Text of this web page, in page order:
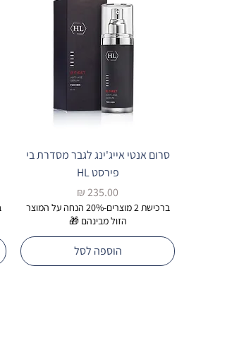
סרום אנטי אייג'ינג לגבר מסדרת בי
פירסט HL
מחיר
ברכישת 2 מוצרים-20% הנחה על המוצר
הזול מבינהם 🎁
הוספה לסל